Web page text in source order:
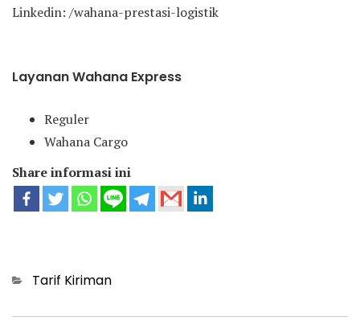
Linkedin: /wahana-prestasi-logistik
Layanan Wahana Express
Reguler
Wahana Cargo
Share informasi ini
Categories
Tarif Kiriman